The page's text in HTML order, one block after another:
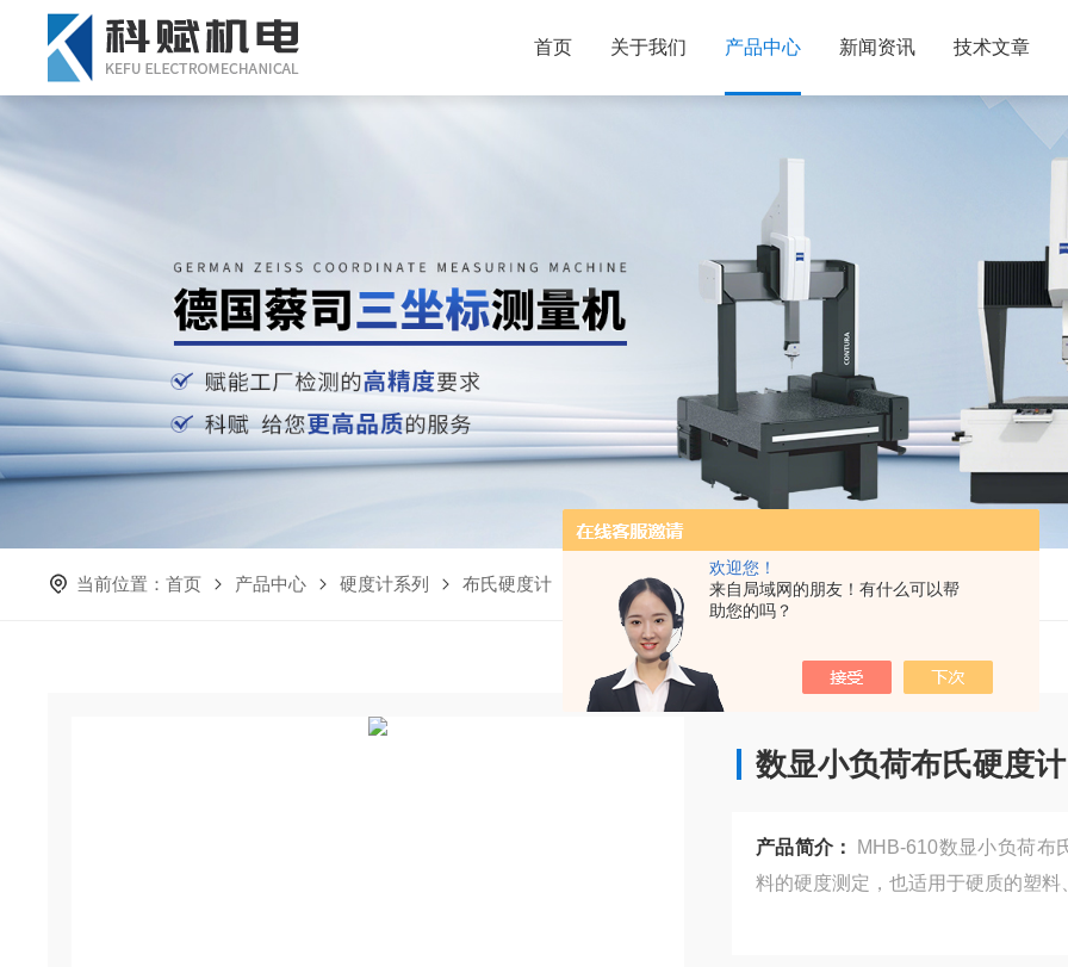
欢迎您！
来自局域网的朋友！有什么可以帮
助您的吗？
首页 关于我们 产品中心 新闻资讯 技术文章
当前位置：首页 产品中心 硬度计系列 布氏硬度计 MHB-610数显小负荷布氏硬度计
数显小负荷布氏硬度计
产品简介：
MHB-610数显小负荷布
料的硬度测定，也适用于硬质的塑